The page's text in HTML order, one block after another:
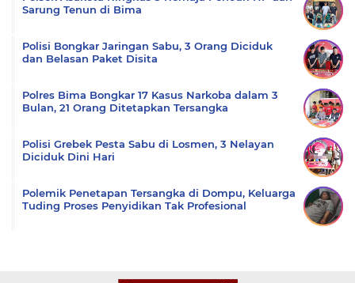
Sarung Tenun di Bima
Polisi Bongkar Jaringan Sabu, 3 Orang Diciduk
dan Belasan Paket Disita
Polres Bima Bongkar 17 Kasus Narkoba dalam 3
Bulan, 21 Orang Ditetapkan Tersangka
Polisi Grebek Pesta Sabu di Losmen, 3 Nelayan
Diciduk Dini Hari
Polemik Penetapan Tersangka di Dompu, Keluarga
Tuding Proses Penyidikan Tak Profesional